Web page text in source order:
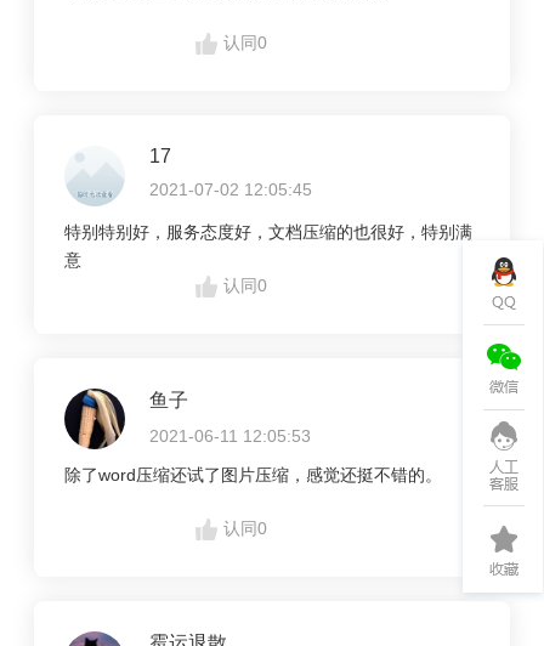
认同0
17
2021-07-02 12:05:45
特别特别好，服务态度好，文档压缩的也很好，特别满
意
认同0
鱼子
2021-06-11 12:05:53
除了word压缩还试了图片压缩，感觉还挺不错的。
认同0